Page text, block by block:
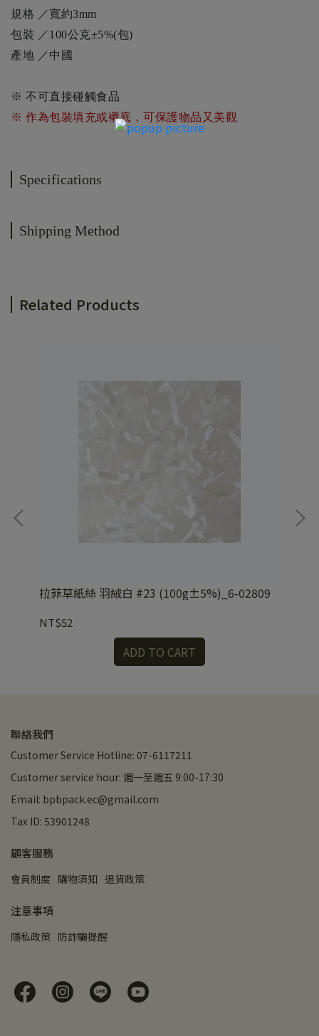
規格 ／寬約3mm
包裝 ／100公克±5%(包)
產地 ／中國
※ 不可直接碰觸食品
※ 作為包裝填充或襯底，可保護物品又美觀
Specifications
Shipping Method
Related Products
拉菲草紙絲 羽絨白 #23 (100g±5%)_6-02809
NT$52
ADD TO CART
聯絡我們
Customer Service Hotline: 07-6117211
Customer service hour: 週一至週五 9:00-17:30
Email: bpbpack.ec@gmail.com
Tax ID: 53901248
顧客服務
會員制度 購物須知 退貨政策
注意事項
隱私政策 防詐騙提醒